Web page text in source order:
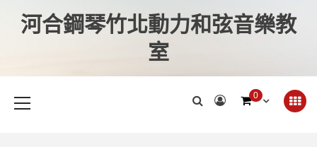
河合鋼琴竹北動力和弦音樂教
室
0